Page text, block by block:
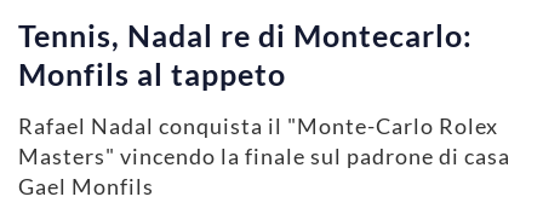
Tennis, Nadal re di Montecarlo:
Monfils al tappeto
Rafael Nadal conquista il "Monte-Carlo Rolex
Masters" vincendo la finale sul padrone di casa
Gael Monfils